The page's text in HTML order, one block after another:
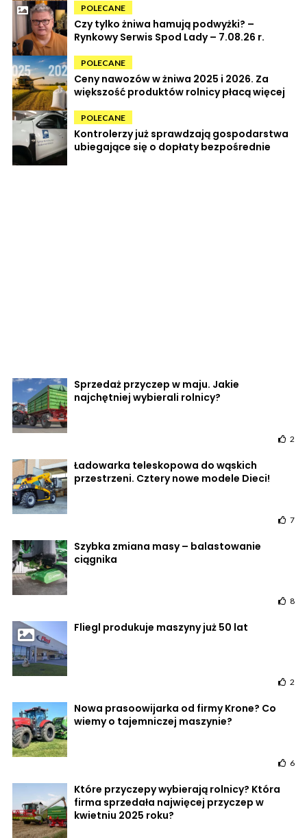
POLECANE
Czy tylko żniwa hamują podwyżki? –
Rynkowy Serwis Spod Lady – 7.08.26 r.
POLECANE
Ceny nawozów w żniwa 2025 i 2026. Za
większość produktów rolnicy płacą więcej
POLECANE
Kontrolerzy już sprawdzają gospodarstwa
ubiegające się o dopłaty bezpośrednie
Sprzedaż przyczep w maju. Jakie
najchętniej wybierali rolnicy?
2
Ładowarka teleskopowa do wąskich
przestrzeni. Cztery nowe modele Dieci!
7
Szybka zmiana masy – balastowanie
ciągnika
8
Fliegl produkuje maszyny już 50 lat
2
Nowa prasoowijarka od firmy Krone? Co
wiemy o tajemniczej maszynie?
6
Które przyczepy wybierają rolnicy? Która
firma sprzedała najwięcej przyczep w
kwietniu 2025 roku?